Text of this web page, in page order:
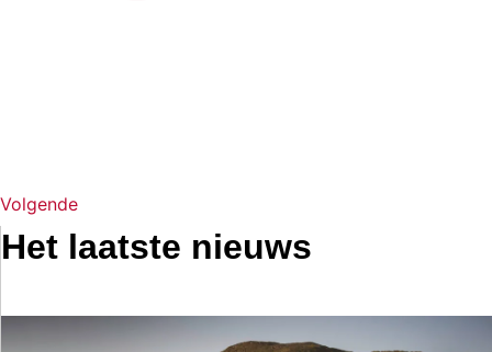
Volgende
Het laatste nieuws